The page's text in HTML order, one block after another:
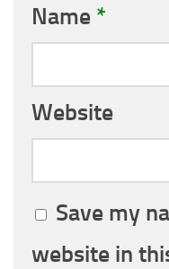
Name *
Website
Save my
website in